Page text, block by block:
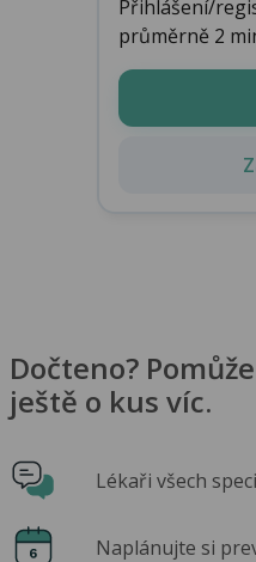
Přihlášení/
průměrně 2
Dočteno?
ještě o kus víc.
Lékaři všech
Naplánujte si